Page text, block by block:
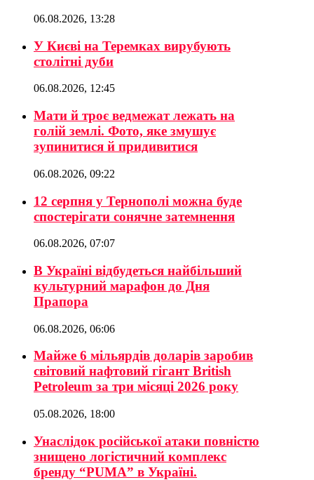
06.08.2026, 13:28
У Києві на Теремках вирубують
столітні дуби
06.08.2026, 12:45
Мати й троє ведмежат лежать на
голій землі. Фото, яке змушує
зупинитися й придивитися
06.08.2026, 09:22
12 серпня у Тернополі можна буде
спостерігати сонячне затемнення
06.08.2026, 07:07
В Україні відбудеться найбільший
культурний марафон до Дня
Прапора
06.08.2026, 06:06
Майже 6 мільярдів доларів заробив
світовий нафтовий гігант British
Petroleum за три місяці 2026 року
05.08.2026, 18:00
Унаслідок російської атаки повністю
знищено логістичний комплекс
бренду “PUMA” в Україні.